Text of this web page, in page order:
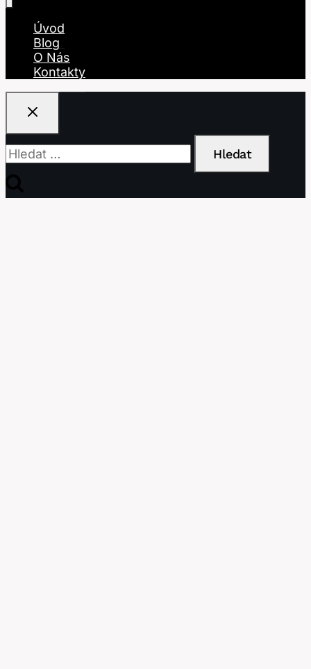
Úvod
Blog
O Nás
Kontakty
Vyhledávání